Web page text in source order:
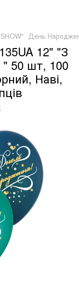
День
12" "З
50 шт, 100
Наві,